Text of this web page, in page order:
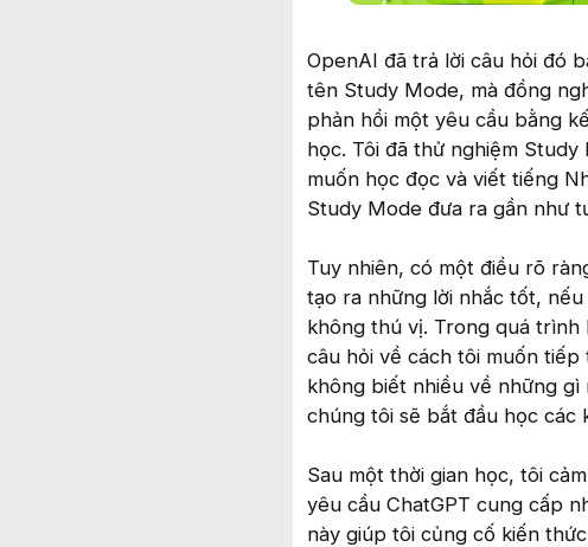
OpenAI đã trả lời câu hỏi đó
tên Study Mode, mà đồng
phản hồi một yêu cầu bằng
học. Tôi đã thử nghiệm
muốn học đọc và viết tiếng
Study Mode đưa ra gần như
Tuy nhiên, có một điều rõ
tạo ra những lời nhắc tốt,
không thú vị. Trong quá
câu hỏi về cách tôi muốn
không biết nhiều về những gì
chúng tôi sẽ bắt đầu học các
Sau một thời gian học, tôi
yêu cầu ChatGPT cung cấp
này giúp tôi củng cố kiến